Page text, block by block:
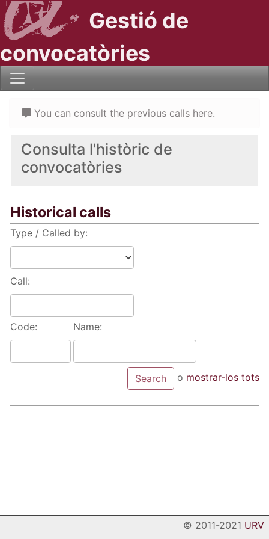
Gestió de
convocatòries
Consulta l'històric de
convocatòries
Historical calls
Type / Called by:
Call:
Code: Name:
o mostrar-los tots
You can consult the previous calls here.
© 2011-2021 URV